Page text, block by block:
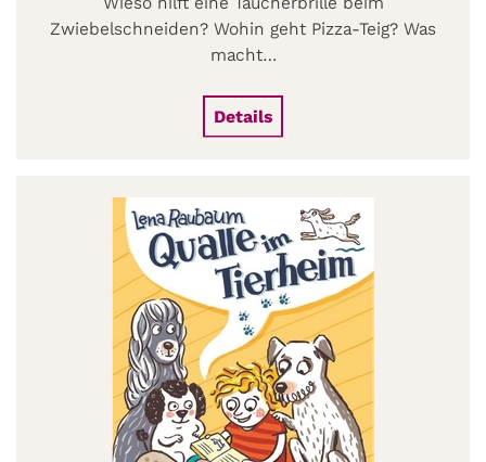
Zwiebelschneiden? Wohin geht Pizza-Teig? Was
macht…
Details